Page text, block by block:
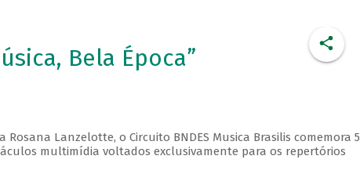
Bela Época”
Lanzelotte, o Circuito BNDES Musica Brasilis comemora 5
multimídia voltados exclusivamente para os repertórios